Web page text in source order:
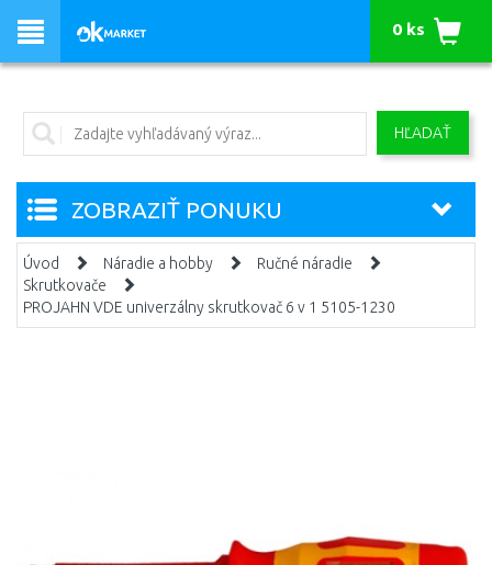
HĽADAŤ
0 ks
ZOBRAZIŤ PONUKU
Úvod Náradie a hobby
Ručné náradie
Skrutkovače
PROJAHN VDE univerzálny skrutkovač 6 v 1 5105-1230